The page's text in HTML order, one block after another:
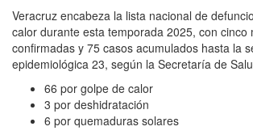
Veracruz encabeza la lista nacional de
calor durante esta temporada 2025, con cinco
confirmadas y 75 casos acumulados hasta la
epidemiológica 23, según la Secretaría de
66 por golpe de calor
3 por deshidratación
6 por quemaduras solares